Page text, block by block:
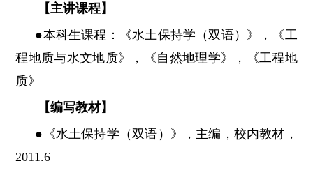
【主讲课程】
●本科生课程：《水土保持学（双语）》，《工
程地质与水文地质》，《自然地理学》，《工程地
质》
【编写教材】
●《水土保持学（双语）》，主编，校内教材，
2011.6